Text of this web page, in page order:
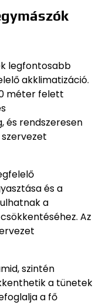
legfontosabb
akklimatizáció.
méter felett
és rendszeresen
és a
a
Az
szintén
a tünetek
a fő